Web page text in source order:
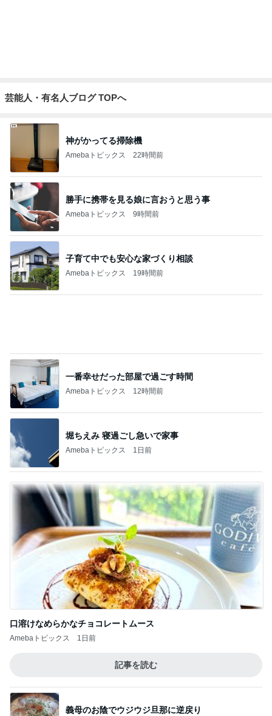
Amebaトピックス
現地で買ったパサパサ食感のタルト
Amebaトピックス 1日前
夫が百貨店で遭った恥ずかしい目
Amebaトピックス 1日前
アグネス 孫と一緒に行くプール
Amebaトピックス 1日前
髪が脂っこすぎて珍しく朝シャワー
Amebaトピックス
記事を読む
全部手作りをやめたお弁当の理由
Amebaトピックス 22時間前
ジャンル人気記事ランキング
B級グルメマニア
小倉競馬と箱根温泉5 宿朝食？ウチッパ
下町マリーンズ・一口馬主・立ち飲み・立ち食いそ
2
久々に美味しいラーメン見つけました♡